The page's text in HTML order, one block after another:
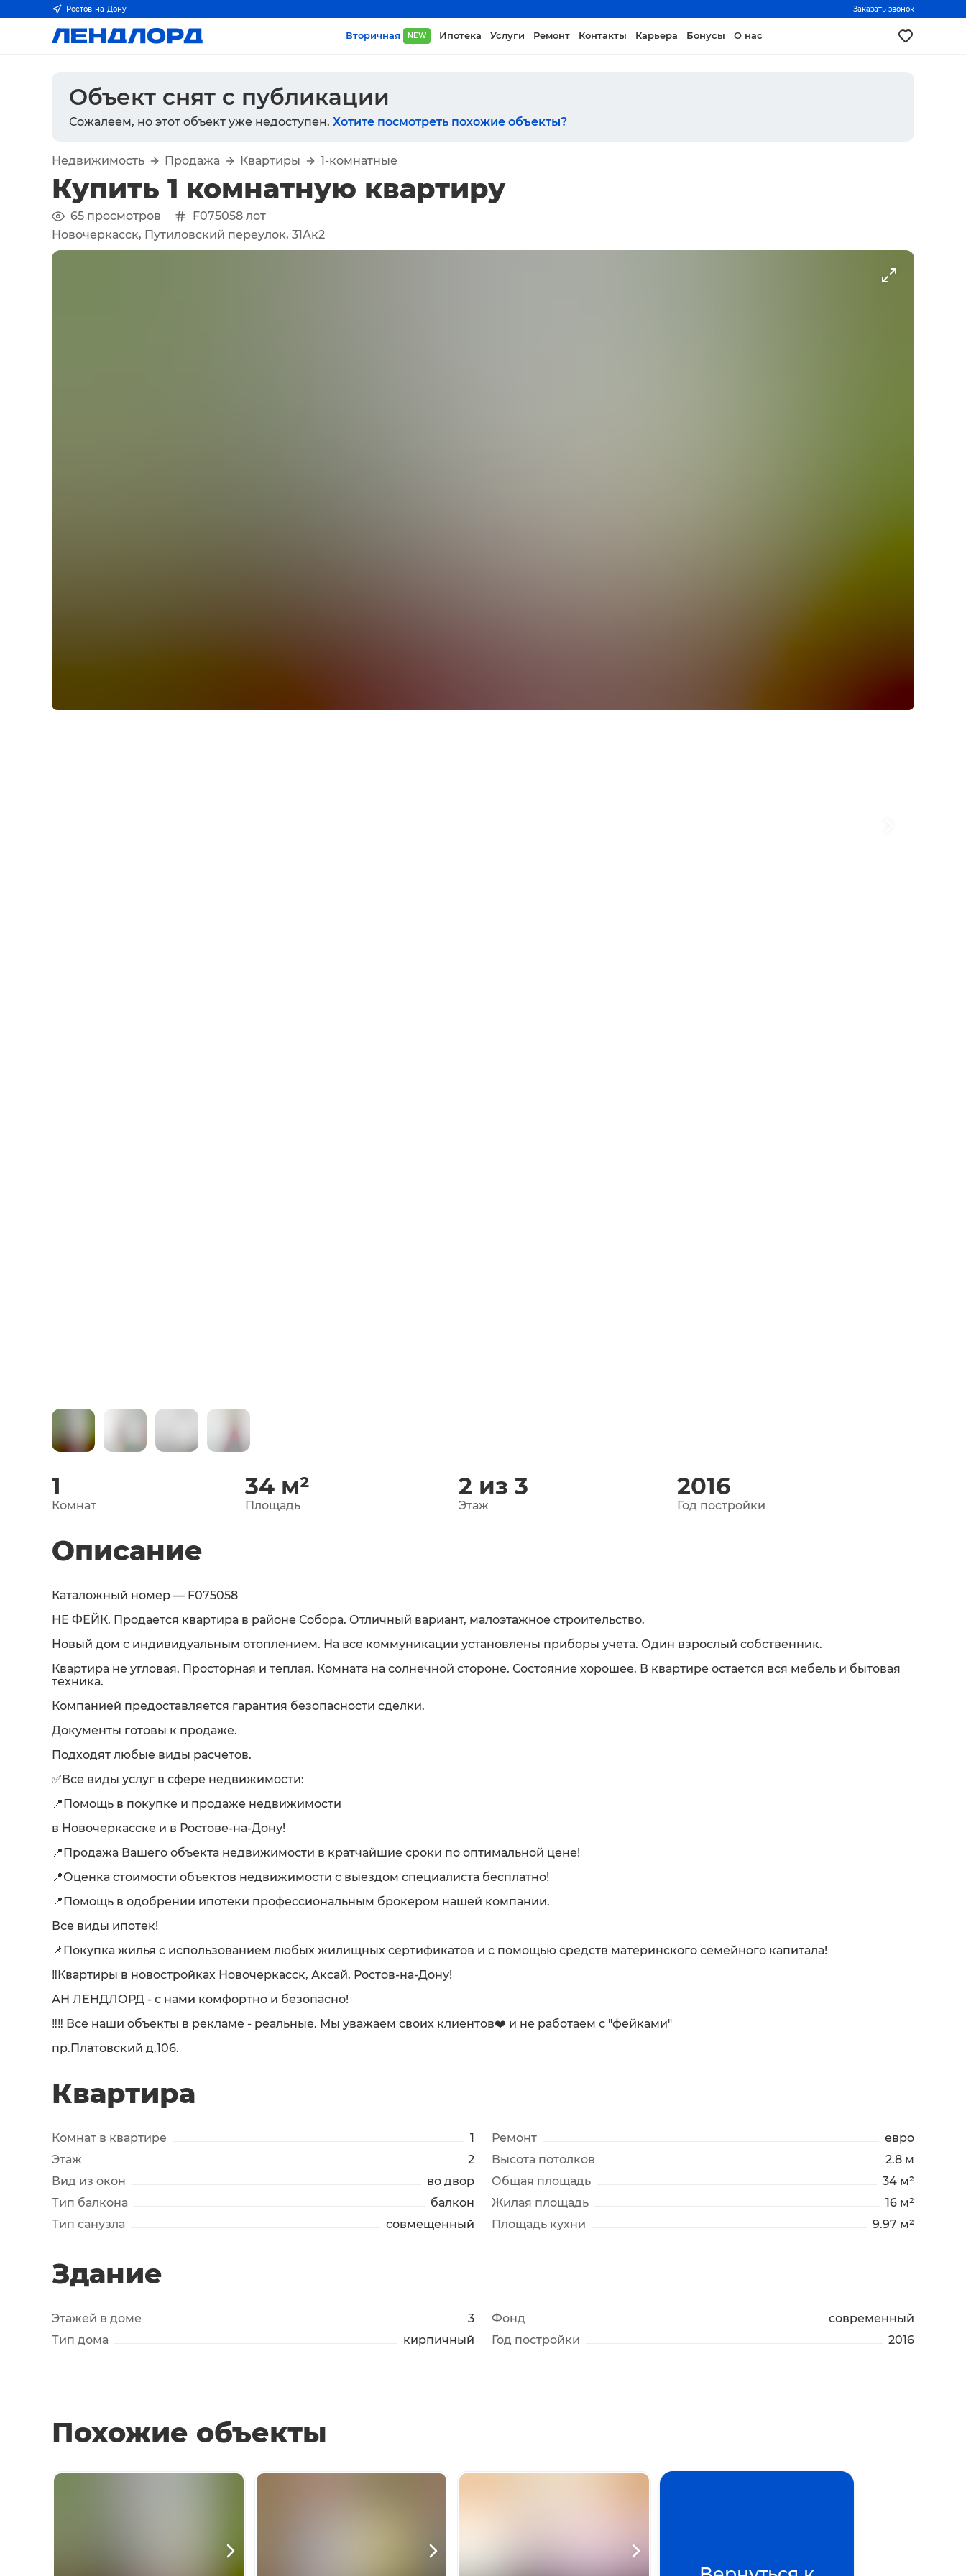
Ростов-на-Дону Заказать звонок
Вторичная NEW Ипотека Услуги Ремонт Контакты Карьера Бонусы О нас
Объект снят с публикации
Сожалеем, но этот объект уже недоступен. Хотите посмотреть похожие объекты?
Недвижимость Продажа Квартиры 1-комнатные
Купить 1 комнатную квартиру
65 просмотров F075058 лот
Новочеркасск, Путиловский переулок, 31Ак2
1
Комнат
34 м²
Площадь
2 из 3
Этаж
2016
Год постройки
Описание
Каталожный номер — F075058
НЕ ФЕЙК. Продается квартира в районе Собора. Отличный вариант, малоэтажное строительство.
Новый дом с индивидуальным отоплением. На все коммуникации установлены приборы учета. Один взрослый собственник.
Квартира не угловая. Просторная и теплая. Комната на солнечной стороне. Состояние хорошее. В квартире остается вся мебель и бытовая
техника.
Компанией предоставляется гарантия безопасности сделки.
Документы готовы к продаже.
Подходят любые виды расчетов.
✅Все виды услуг в сфере недвижимости:
📍Помощь в покупке и продаже недвижимости
в Новочеркасске и в Ростове-на-Дону!
📍Продажа Вашего объекта недвижимости в кратчайшие сроки по оптимальной цене!
📍Оценка стоимости объектов недвижимости с выездом специалиста бесплатно!
📍Помощь в одобрении ипотеки профессиональным брокером нашей компании.
Все виды ипотек!
📌Покупка жилья с использованием любых жилищных сертификатов и с помощью средств материнского семейного капитала!
‼️Квартиры в новостройках Новочеркасск, Аксай, Ростов-на-Дону!
АН ЛЕНДЛОРД - с нами комфортно и безопасно!
‼️‼️ Все наши объекты в рекламе - реальные. Мы уважаем своих клиентов❤️ и не работаем с "фейками"
пр.Платовский д.106.
Квартира
Комнат в квартире
1
Этаж
2
Вид из окон
во двор
Тип балкона
балкон
Тип санузла
совмещенный
Ремонт
евро
Высота потолков
2.8 м
Общая площадь
34 м²
Жилая площадь
16 м²
Площадь кухни
9.97 м²
Здание
Этажей в доме
3
Тип дома
кирпичный
Фонд
современный
Год постройки
2016
Похожие объекты